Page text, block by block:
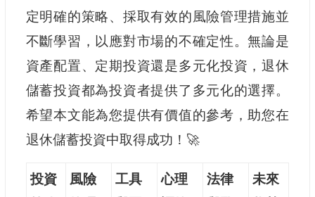
定明確的策略、採取有效的風險管理措施並
不斷學習，以應對市場的不確定性。無論是
資產配置、定期投資還是多元化投資，退休
儲蓄投資都為投資者提供了多元化的選擇。
希望本文能為您提供有價值的參考，助您在
退休儲蓄投資中取得成功！🚀
投資
風險
工具
心理
法律
未來